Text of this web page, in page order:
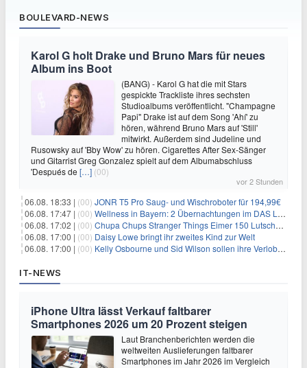
BOULEVARD-NEWS
Karol G holt Drake und Bruno Mars für neues
Album ins Boot
(BANG) - Karol G hat die mit Stars
gespickte Trackliste ihres sechsten
Studioalbums veröffentlicht. "Champagne
Papi" Drake ist auf dem Song 'Ahí' zu
hören, während Bruno Mars auf 'Still'
mitwirkt. Außerdem sind Judeline und
Rusowsky auf 'Bby Wow' zu hören. Cigarettes After Sex-Sänger
und Gitarrist Greg Gonzalez spielt auf dem Albumabschluss
'Después de […] (00)
vor 2 Stunden
06.08. 18:33 | (00) JONR T5 Pro Saug- und Wischroboter für 194,99€
06.08. 17:47 | (00) Wellness in Bayern: 2 Übernachtungen im DAS LUDWIG Sports Resort inkl. HP + Wellness ab 174€ p.P.
06.08. 17:02 | (00) Chupa Chups Stranger Things Eimer 150 Lutscher für 21,95€
06.08. 17:00 | (00) Daisy Lowe bringt ihr zweites Kind zur Welt
06.08. 17:00 | (00) Kelly Osbourne und Sid Wilson sollen ihre Verlobung gelöst haben
IT-NEWS
iPhone Ultra lässt Verkauf faltbarer
Smartphones 2026 um 20 Prozent steigen
Laut Branchenberichten werden die
weltweiten Auslieferungen faltbarer
Smartphones im Jahr 2026 im Vergleich